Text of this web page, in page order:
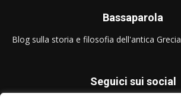
Bassaparola
Blog sulla storia e filosofia dell'antica Grecia
Seguici sui social